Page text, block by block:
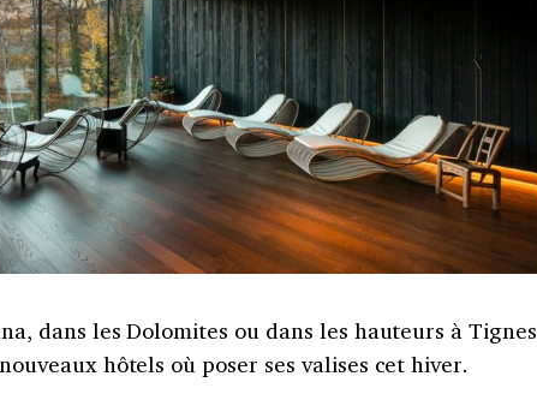
dans les Dolomites ou dans les hauteurs à Tignes
hôtels où poser ses valises cet hiver.